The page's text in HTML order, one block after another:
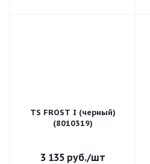
TS FROST I (черный)
(8010319)
3 135руб./шт